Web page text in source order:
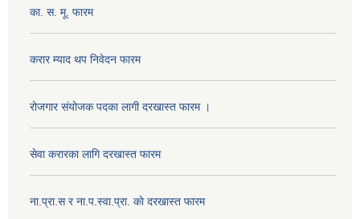
का. स. मू. फारम
करार म्याद थप निवेदन फारम
रोजगार संयोजक पदका लागी दरखास्त फारम ।
सेवा करारका लागि दरखास्त फारम
ना‍.प्रा.स र ना.प.स्वा.प्रा. काे दरखास्त फारम